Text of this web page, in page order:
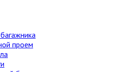
проем